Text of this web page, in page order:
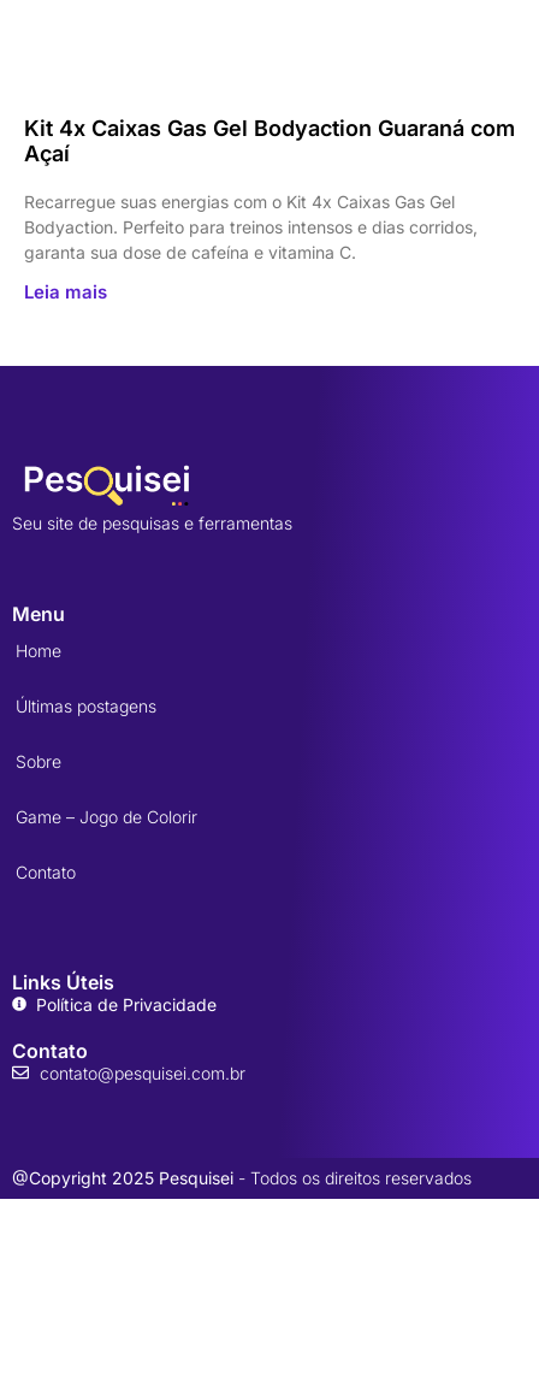
Kit 4x Caixas Gas Gel Bodyaction Guaraná com
Açaí
Recarregue suas energias com o Kit 4x Caixas Gas Gel
Bodyaction. Perfeito para treinos intensos e dias corridos,
garanta sua dose de cafeína e vitamina C.
Leia mais
Seu site de pesquisas e ferramentas
Menu
Home
Últimas postagens
Sobre
Game – Jogo de Colorir
Contato
Links Úteis
Política de Privacidade
Contato
contato@pesquisei.com.br
@Copyright 2025 Pesquisei - Todos os direitos reservados